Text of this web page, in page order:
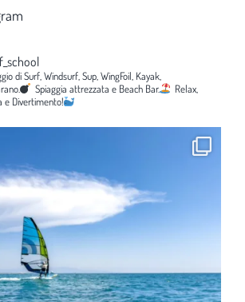
di Surf, Windsurf, Sup, WingFoil, Kayak,
Spiaggia attrezzata e Beach Bar.
Relax,
e Divertimento!